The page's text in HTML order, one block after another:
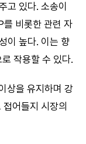
고 있다. 소송이
를 비롯한 관련 자
이 높다. 이는 향
작용할 수 있다.
상을 유지하며 강
어들지 시장의